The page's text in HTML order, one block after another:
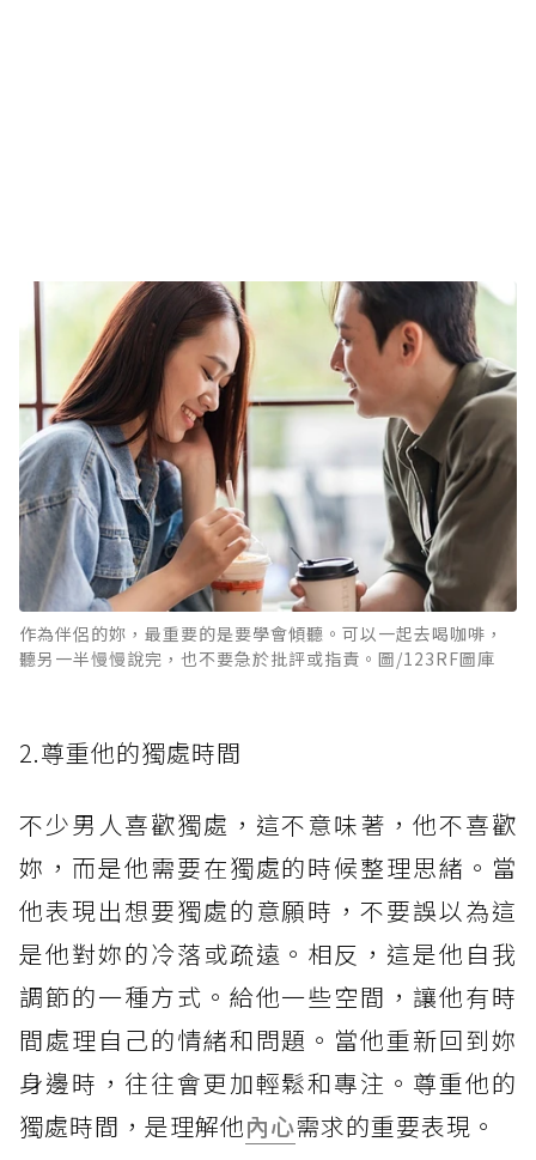
作為伴侶的妳，最重要的是要學會傾聽。可以一起去喝咖啡，
聽另一半慢慢說完，也不要急於批評或指責。圖/123RF圖庫
2.尊重他的獨處時間
不少男人喜歡獨處，這不意味著，他不喜歡
妳，而是他需要在獨處的時候整理思緒。當
他表現出想要獨處的意願時，不要誤以為這
是他對妳的冷落或疏遠。相反，這是他自我
調節的一種方式。給他一些空間，讓他有時
間處理自己的情緒和問題。當他重新回到妳
身邊時，往往會更加輕鬆和專注。尊重他的
獨處時間，是理解他內心需求的重要表現。